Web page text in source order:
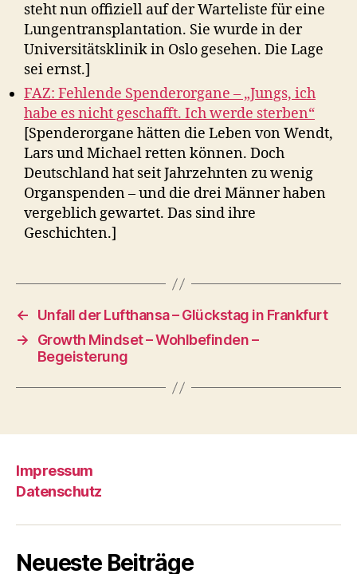
steht nun offiziell auf der Warteliste für eine
Lungentransplantation. Sie wurde in der
Universitätsklinik in Oslo gesehen. Die Lage
sei ernst.]
FAZ: Fehlende Spenderorgane – „Jungs, ich
habe es nicht geschafft. Ich werde sterben“
[Spenderorgane hätten die Leben von Wendt,
Lars und Michael retten können. Doch
Deutschland hat seit Jahrzehnten zu wenig
Organspenden – und die drei Männer haben
vergeblich gewartet. Das sind ihre
Geschichten.]
←
Unfall der Lufthansa – Glückstag in Frankfurt
→
Growth Mindset – Wohlbefinden –
Begeisterung
Impressum
Datenschutz
Neueste Beiträge